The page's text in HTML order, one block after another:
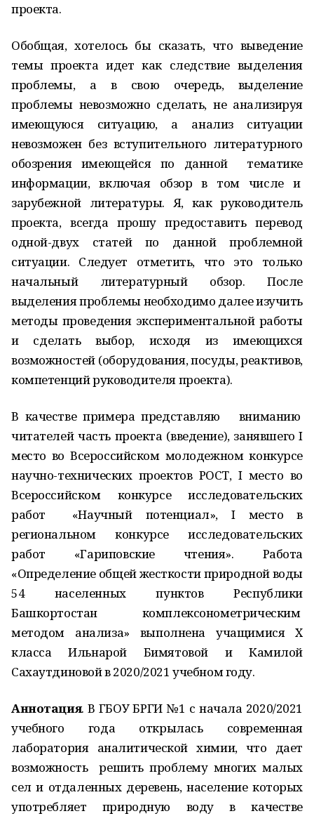
проекта.
Обобщая, хотелось бы сказать, что выведение
темы проекта идет как следствие выделения
проблемы, а в свою очередь, выделение
проблемы невозможно сделать, не анализируя
имеющуюся ситуацию, а анализ ситуации
невозможен без вступительного литературного
обозрения имеющейся по данной тематике
информации, включая обзор в том числе и
зарубежной литературы. Я, как руководитель
проекта, всегда прошу предоставить перевод
одной-двух статей по данной проблемной
ситуации. Следует отметить, что это только
начальный литературный обзор. После
выделения проблемы необходимо далее изучить
методы проведения экспериментальной работы
и сделать выбор, исходя из имеющихся
возможностей (оборудования, посуды, реактивов,
компетенций руководителя проекта).
В качестве примера представляю вниманию
читателей часть проекта (введение), занявшего I
место во Всероссийском молодежном конкурсе
научно-технических проектов РОСТ, I место во
Всероссийском конкурсе исследовательских
работ «Научный потенциал», I место в
региональном конкурсе исследовательских
работ «Гариповские чтения». Работа
«Определение общей жесткости природной воды
54 населенных пунктов Республики
Башкортостан комплексонометрическим
методом анализа» выполнена учащимися X
класса Ильнарой Бимятовой и Камилой
Сахаутдиновой в 2020/2021 учебном году.
Аннотация. В ГБОУ БРГИ №1 с начала 2020/2021
учебного года открылась современная
лаборатория аналитической химии, что дает
возможность решить проблему многих малых
сел и отдаленных деревень, население которых
употребляет природную воду в качестве